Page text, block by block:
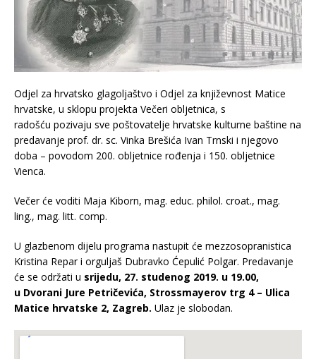
Odjel za hrvatsko glagoljaštvo i Odjel za književnost Matice
hrvatske, u sklopu projekta Večeri obljetnica, s
radošću pozivaju sve poštovatelje hrvatske kulturne baštine na
predavanje prof. dr. sc. Vinka Brešića Ivan Trnski i njegovo
doba – povodom 200. obljetnice rođenja i 150. obljetnice
Vienca.
Večer će voditi Maja Kiborn, mag. educ. philol. croat., mag.
ling., mag. litt. comp.
U glazbenom dijelu programa nastupit će mezzosopranistica
Kristina Repar i orguljaš Dubravko Ćepulić Polgar. Predavanje
će se održati u srijedu, 27. studenog 2019. u 19.00,
u Dvorani Jure Petričevića, Strossmayerov trg 4 – Ulica
Matice hrvatske 2, Zagreb. Ulaz je slobodan.